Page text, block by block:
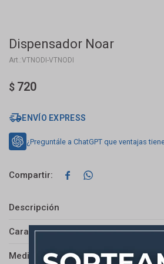
Dispensador Noar
VTNODI-VTNODI
$ 720
ENVÍO EXPRESS
¿Preguntále a ChatGPT que ventajas
 
Descripción
Características
Medios de pago